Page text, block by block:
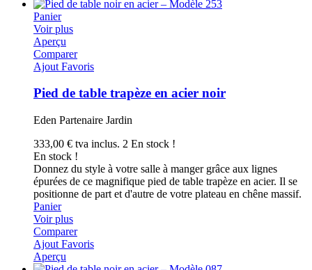
Panier
Voir plus
Aperçu
Comparer
Ajout Favoris
Pied de table trapèze en acier noir
Eden Partenaire Jardin
333,00 € tva inclus. 2 En stock !
En stock !
Donnez du style à votre salle à manger grâce aux lignes
épurées de ce magnifique pied de table trapèze en acier. Il se
positionne de part et d'autre de votre plateau en chêne massif.
Panier
Voir plus
Comparer
Ajout Favoris
Aperçu